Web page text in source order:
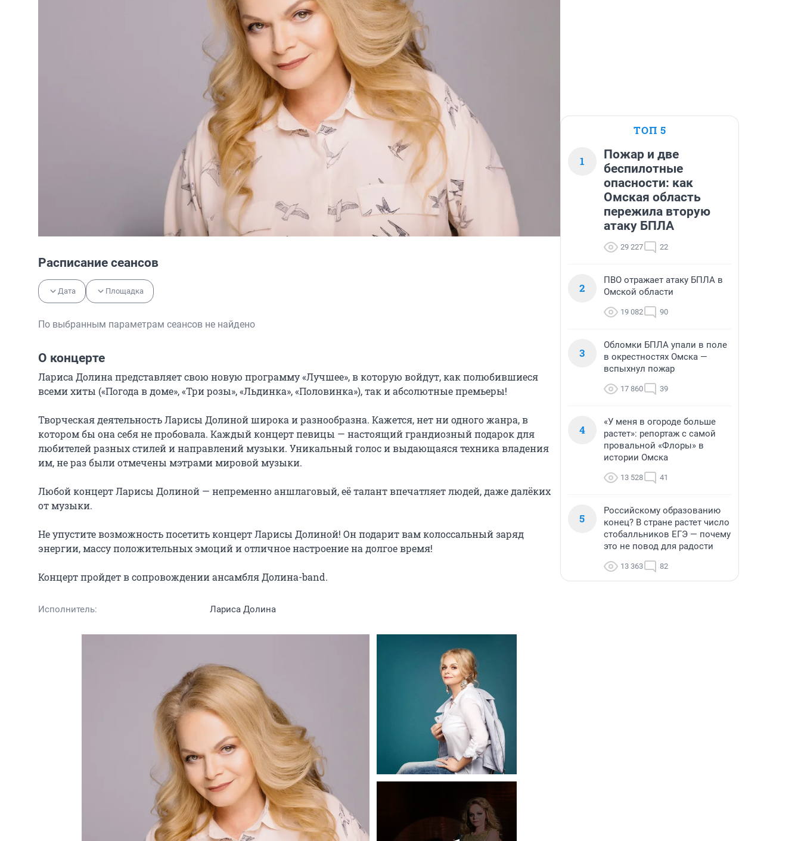
Расписание сеансов
Дата Площадка
По выбранным параметрам сеансов не найдено
О концерте
Лариса Долина представляет свою новую программу «Лучшее», в которую войдут, как полюбившиеся
всеми хиты («Погода в доме», «Три розы», «Льдинка», «Половинка»), так и абсолютные премьеры!
Творческая деятельность Ларисы Долиной широка и разнообразна. Кажется, нет ни одного жанра, в
котором бы она себя не пробовала. Каждый концерт певицы — настоящий грандиозный подарок для
любителей разных стилей и направлений музыки. Уникальный голос и выдающаяся техника владения
им, не раз были отмечены мэтрами мировой музыки.
Любой концерт Ларисы Долиной — непременно аншлаговый, её талант впечатляет людей, даже далёких
от музыки.
Не упустите возможность посетить концерт Ларисы Долиной! Он подарит вам колоссальный заряд
энергии, массу положительных эмоций и отличное настроение на долгое время!
Концерт пройдет в сопровождении ансамбля Долина-band.
Исполнитель: Лариса Долина
ТОП 5
1
Пожар и две
беспилотные
опасности: как
Омская область
пережила вторую
атаку БПЛА
29 227 22
2
ПВО отражает атаку БПЛА в
Омской области
19 082 90
3
Обломки БПЛА упали в поле
в окрестностях Омска —
вспыхнул пожар
17 860 39
4
«У меня в огороде больше
растет»: репортаж с самой
провальной «Флоры» в
истории Омска
13 528 41
5
Российскому образованию
конец? В стране растет число
стобалльников ЕГЭ — почему
это не повод для радости
13 363 82